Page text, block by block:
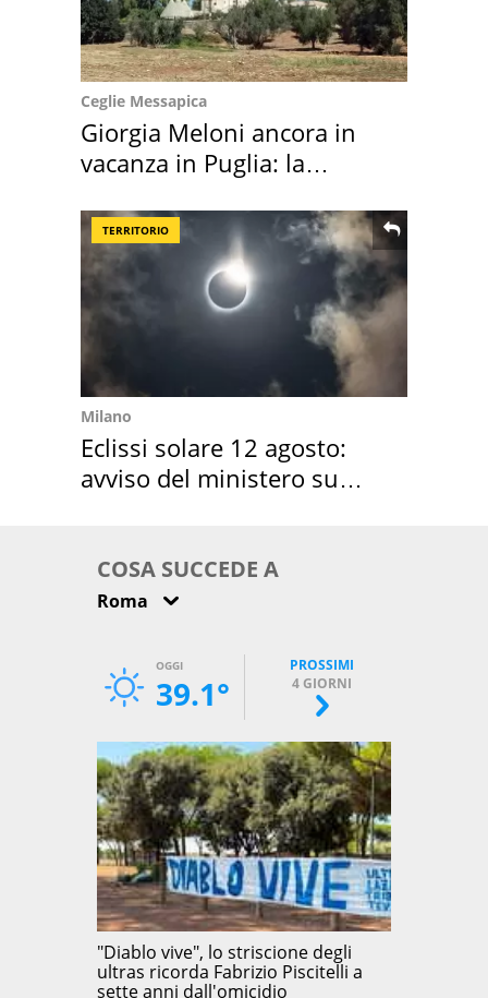
Ceglie Messapica
Giorgia Meloni ancora in
vacanza in Puglia: la
TERRITORIO
Milano
Eclissi solare 12 agosto:
avviso del ministero su